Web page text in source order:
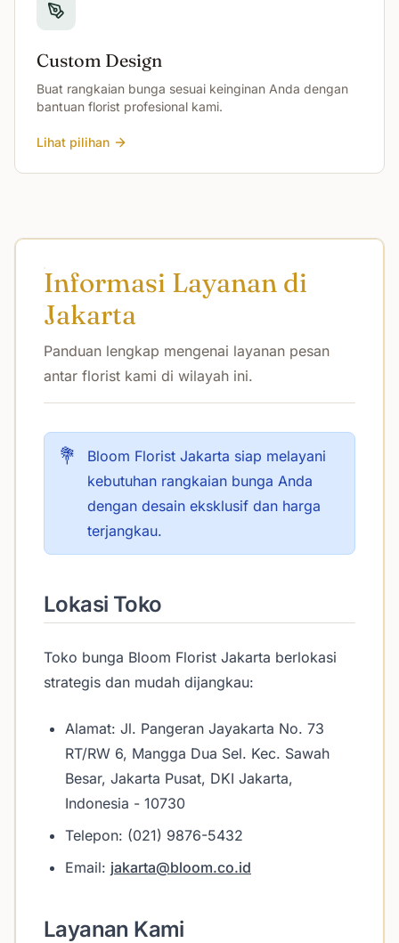
Custom Design
Buat rangkaian bunga sesuai keinginan Anda dengan
bantuan florist profesional kami.
Lihat pilihan
Informasi Layanan di
Jakarta
Panduan lengkap mengenai layanan pesan
antar florist kami di wilayah ini.
💐
Bloom Florist Jakarta siap melayani
kebutuhan rangkaian bunga Anda
dengan desain eksklusif dan harga
terjangkau.
Lokasi Toko
Toko bunga Bloom Florist Jakarta berlokasi
strategis dan mudah dijangkau:
Alamat: Jl. Pangeran Jayakarta No. 73
RT/RW 6, Mangga Dua Sel. Kec. Sawah
Besar, Jakarta Pusat, DKI Jakarta,
Indonesia - 10730
Telepon: (021) 9876-5432
Email: jakarta@bloom.co.id
Layanan Kami